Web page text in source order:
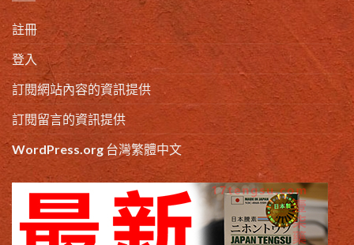
註冊
登入
訂閱網站內容的資訊提供
訂閱留言的資訊提供
WordPress.org 台灣繁體中文